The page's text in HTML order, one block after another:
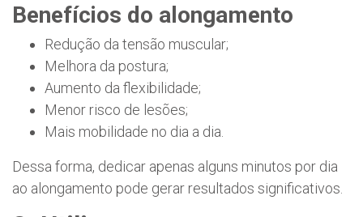
Benefícios do alongamento
Redução da tensão muscular;
Melhora da postura;
Aumento da flexibilidade;
Menor risco de lesões;
Mais mobilidade no dia a dia.
Dessa forma, dedicar apenas alguns minutos por dia
ao alongamento pode gerar resultados significativos.